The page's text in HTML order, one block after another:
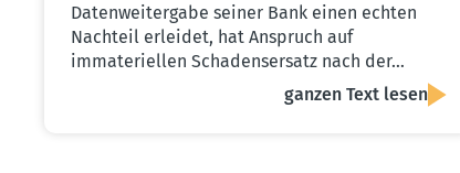
Datenweitergabe seiner Bank einen echten
Nachteil erleidet, hat Anspruch auf
immateriellen Schadensersatz nach der…
ganzen Text lesen